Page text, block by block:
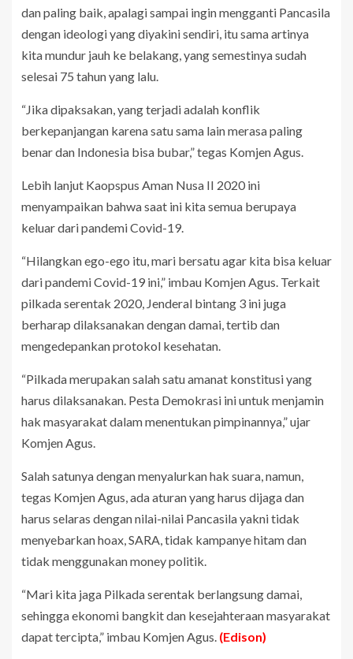
dan paling baik, apalagi sampai ingin mengganti Pancasila
dengan ideologi yang diyakini sendiri, itu sama artinya
kita mundur jauh ke belakang, yang semestinya sudah
selesai 75 tahun yang lalu.
“Jika dipaksakan, yang terjadi adalah konflik
berkepanjangan karena satu sama lain merasa paling
benar dan Indonesia bisa bubar,” tegas Komjen Agus.
Lebih lanjut Kaopspus Aman Nusa II 2020 ini
menyampaikan bahwa saat ini kita semua berupaya
keluar dari pandemi Covid-19.
“Hilangkan ego-ego itu, mari bersatu agar kita bisa keluar
dari pandemi Covid-19 ini,” imbau Komjen Agus. Terkait
pilkada serentak 2020, Jenderal bintang 3 ini juga
berharap dilaksanakan dengan damai, tertib dan
mengedepankan protokol kesehatan.
“Pilkada merupakan salah satu amanat konstitusi yang
harus dilaksanakan. Pesta Demokrasi ini untuk menjamin
hak masyarakat dalam menentukan pimpinannya,” ujar
Komjen Agus.
Salah satunya dengan menyalurkan hak suara, namun,
tegas Komjen Agus, ada aturan yang harus dijaga dan
harus selaras dengan nilai-nilai Pancasila yakni tidak
menyebarkan hoax, SARA, tidak kampanye hitam dan
tidak menggunakan money politik.
“Mari kita jaga Pilkada serentak berlangsung damai,
sehingga ekonomi bangkit dan kesejahteraan masyarakat
dapat tercipta,” imbau Komjen Agus. (Edison)